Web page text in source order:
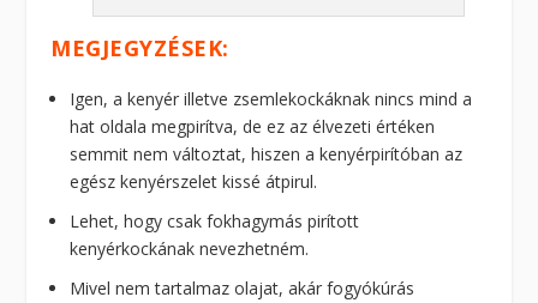
MEGJEGYZÉSEK:
Igen, a kenyér illetve zsemlekockáknak nincs mind a
hat oldala megpirítva, de ez az élvezeti értéken
semmit nem változtat, hiszen a kenyérpirítóban az
egész kenyérszelet kissé átpirul.
Lehet, hogy csak fokhagymás pirított
kenyérkockának nevezhetném.
Mivel nem tartalmaz olajat, akár fogyókúrás